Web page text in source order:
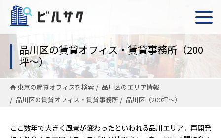
品川区の賃貸オフィス・賃貸事務所（200
坪〜）
東京の賃貸オフィスを検索
品川区のエリア情報
品川区の賃貸オフィス・賃貸事務所
品川区（200坪〜）
ここ数年で大きく風景が変わったといわれる品川エリア。再開発